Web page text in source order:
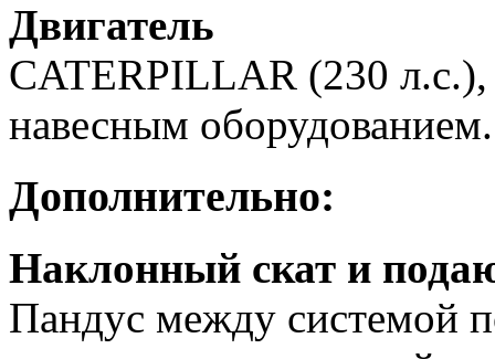
Двигатель
CATERPILLAR (230
навесным оборудованием.
Дополнительно:
Наклонный скат и
Пандус между системой